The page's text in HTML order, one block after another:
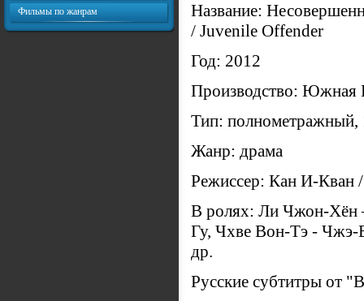
Название:
/ Juvenile Offender
Год: 2012
Производство: Южная
Тип:
Жанр: драма
Режиссер: Кан И-Кван
В ролях: Ли Чжон-
Гу, Чхве Вон-Тэ -
др.
Русские субтитры от
Фильмы по жанрам